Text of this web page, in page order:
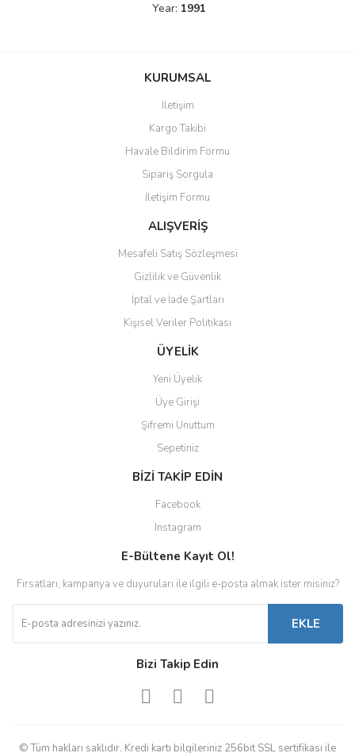
Year: 1991
KURUMSAL
İletişim
Kargo Takibi
Havale Bildirim Formu
Sipariş Sorgula
İletişim Formu
ALIŞVERİŞ
Mesafeli Satış Sözleşmesi
Gizlilik ve Güvenlik
İptal ve İade Şartları
Kişisel Veriler Politikası
ÜYELİK
Yeni Üyelik
Üye Girişi
Şifremi Unuttum
Sepetiniz
BİZİ TAKİP EDİN
Facebook
Instagram
E-Bültene Kayıt Ol!
Fırsatları, kampanya ve duyuruları ile ilgili e-posta almak ister misiniz?
EKLE
Bizi Takip Edin
© Tüm hakları saklıdır. Kredi kartı bilgileriniz 256bit SSL sertifikası ile